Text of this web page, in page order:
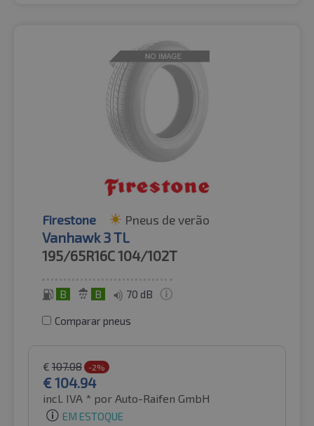
Firestone Pneus de verão
Vanhawk 3 TL
195/65R16C104/102T
B B 70 dB
Comparar pneus
€ 107.08 -2%
€104.94
incl. IVA * por Auto-Raifen GmbH
EM ESTOQUE